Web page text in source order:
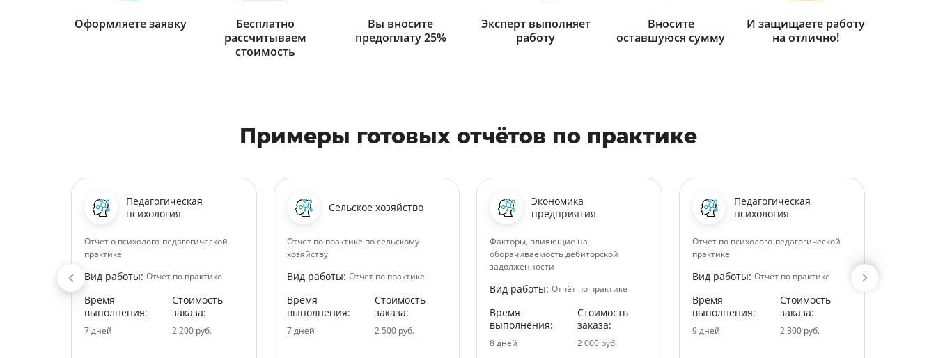
Оформляете заявку
Бесплатно
рассчитываем
стоимость
Вы вносите
предоплату 25%
Эксперт выполняет
работу
Вносите
оставшуюся сумму
И защищаете работу
на отлично!
Примеры готовых отчётов по практике
Педагогическая
психология
Отчет о психолого-педагогической
практике
Вид работы: Отчёт по практике
Время
выполнения:
7 дней
Стоимость
заказа:
2 200 руб.
Сельское хозяйство
Отчет по практике по сельскому
хозяйству
Вид работы: Отчёт по практике
Время
выполнения:
7 дней
Стоимость
заказа:
2 500 руб.
Экономика
предприятия
Факторы, влияющие на
оборачиваемость дебиторской
задолженности
Вид работы: Отчёт по практике
Время
выполнения:
8 дней
Стоимость
заказа:
2 000 руб.
Педагогическая
психология
Отчет по психолого-педагогической
практике
Вид работы: Отчёт по практике
Время
выполнения:
9 дней
Стоимость
заказа:
2 300 руб.